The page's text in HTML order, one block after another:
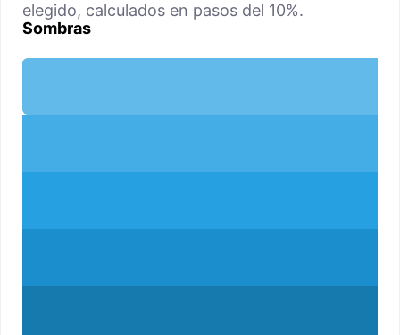
elegido, calculados en pasos del 10%.
Sombras